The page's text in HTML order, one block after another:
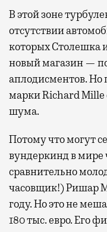
В этой зоне
отсутствии
которых Столешка
новый магазин —
аплодисментов. Но
марки Richard Mille
шума.
Потому что могут
вундеркинд в
сравнительно
часовщик!) Ришар
году. Но это не
180 тыс. евро. Его